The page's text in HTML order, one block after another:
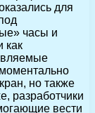
для
часы и
как
но также
разработчики
вести